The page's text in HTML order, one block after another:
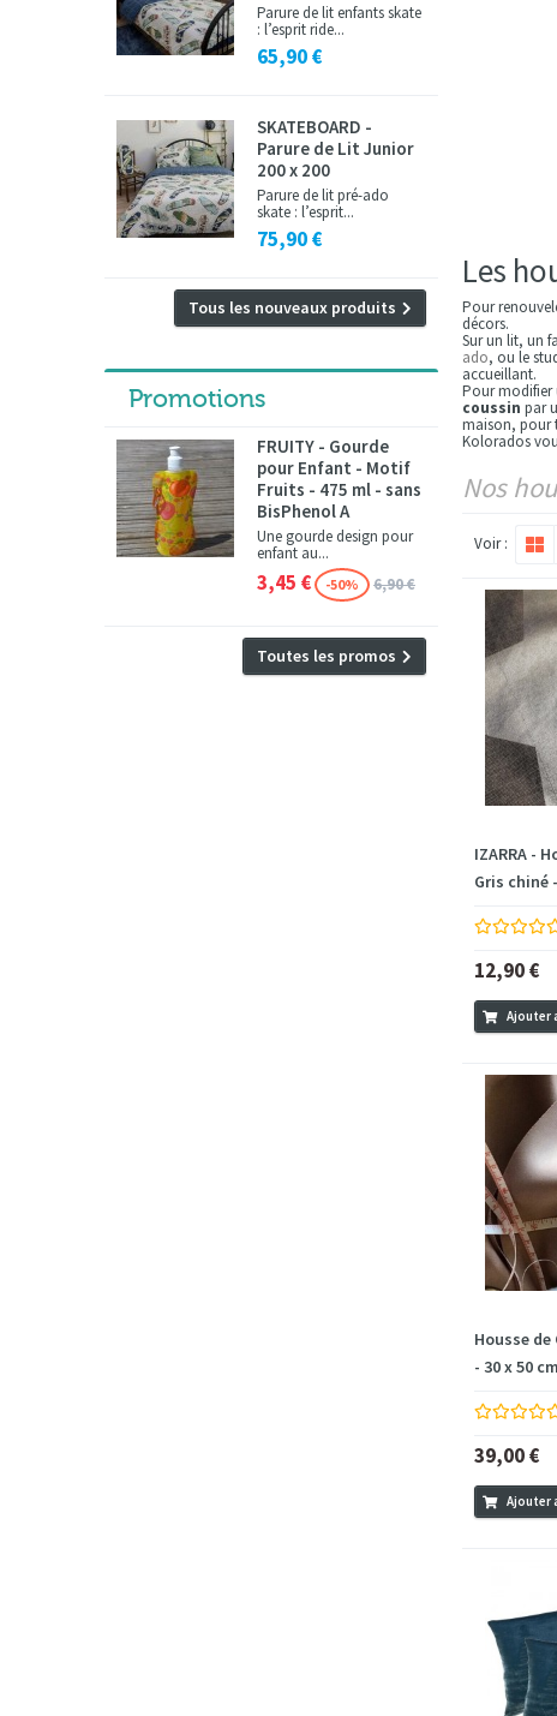
Parure de lit enfants skate
: l’esprit ride...
65,90 €
SKATEBOARD -
Parure de Lit Junior
200 x 200
Parure de lit pré-ado
skate : l’esprit...
75,90 €
Tous les nouveaux produits
Promotions
FRUITY - Gourde
pour Enfant - Motif
Fruits - 475 ml - sans
BisPhenol A
Une gourde design pour
enfant au...
3,45 € -50% 6,90 €
Toutes les promos
Les
Pour
décors.
Sur un lit, un
ado, ou le
accueillant.
Pour modifier
coussin par
maison, pour
Kolorados
Nos
Voir :
IZARRA -
Gris chiné
12,90 €
Ajouter
Housse
- 30 x 50
39,00 €
Ajouter